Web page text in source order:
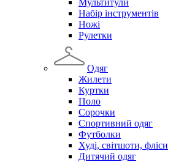
Мультитули
Набір інструментів
Ножі
Рулетки
Одяг
Жилети
Куртки
Поло
Сорочки
Спортивний одяг
Футболки
Худі, світшоти, фліси
Дитячий одяг